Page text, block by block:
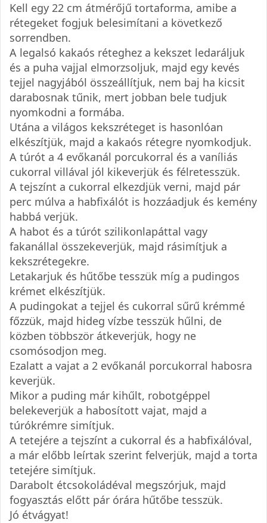
Kell egy 22 cm átmérőjű tortaforma, amibe a
rétegeket fogjuk belesimítani a következő
sorrendben.
A legalsó kakaós réteghez a kekszet ledaráljuk
és a puha vajjal elmorzsoljuk, majd egy kevés
tejjel nagyjából összeállítjuk, nem baj ha kicsit
darabosnak tűnik, mert jobban bele tudjuk
nyomkodni a formába.
Utána a világos kekszréteget is hasonlóan
elkészítjük, majd a kakaós rétegre nyomkodjuk.
A túrót a 4 evőkanál porcukorral és a vaníliás
cukorral villával jól kikeverjük és félretesszük.
A tejszínt a cukorral elkezdjük verni, majd pár
perc múlva a habfixálót is hozzáadjuk és kemény
habbá verjük.
A habot és a túrót szilikonlapáttal vagy
fakanállal összekeverjük, majd rásimítjuk a
kekszrétegekre.
Letakarjuk és hűtőbe tesszük míg a pudingos
krémet elkészítjük.
A pudingokat a tejjel és cukorral sűrű krémmé
főzzük, majd hideg vízbe tesszük hűlni, de
közben többször átkeverjük, hogy ne
csomósodjon meg.
Ezalatt a vajat a 2 evőkanál porcukorral habosra
keverjük.
Mikor a puding már kihűlt, robotgéppel
belekeverjük a habosított vajat, majd a
túrókrémre simítjuk.
A tetejére a tejszínt a cukorral és a habfixálóval,
a már előbb leírtak szerint felverjük, majd a torta
tetejére simítjuk.
Darabolt étcsokoládéval megszórjuk, majd
fogyasztás előtt pár órára hűtőbe tesszük.
Jó étvágyat!